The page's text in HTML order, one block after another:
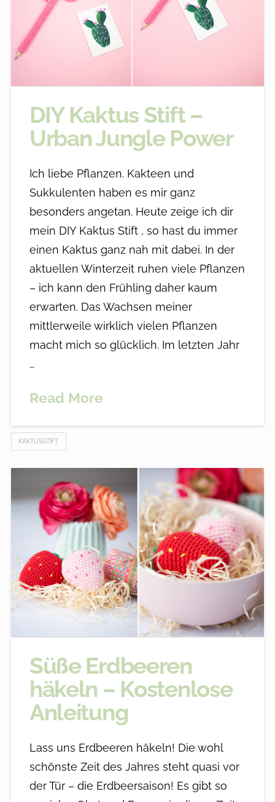
DIY Kaktus Stift –
Urban Jungle Power
Ich liebe Pflanzen. Kakteen und
Sukkulenten haben es mir ganz
besonders angetan. Heute zeige ich dir
mein DIY Kaktus Stift , so hast du immer
einen Kaktus ganz nah mit dabei. In der
aktuellen Winterzeit ruhen viele Pflanzen
– ich kann den Frühling daher kaum
erwarten. Das Wachsen meiner
mittlerweile wirklich vielen Pflanzen
macht mich so glücklich. Im letzten Jahr
…
Read More
KAKTUSSTIFT
Süße Erdbeeren
häkeln – Kostenlose
Anleitung
Lass uns Erdbeeren häkeln! Die wohl
schönste Zeit des Jahres steht quasi vor
der Tür – die Erdbeersaison! Es gibt so